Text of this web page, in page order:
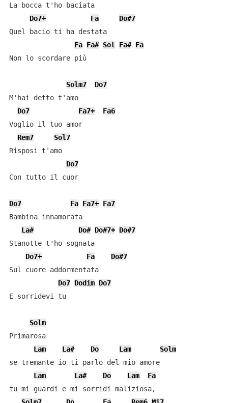
La bocca t'ho baciata
Do7+
Fa
Do#7
Quel bacio ti ha destata
Fa Fa# Sol Fa# Fa
Non lo scordare più
Solm7
Do7
M'hai detto t'amo
Do7
Fa7+
Fa6
Voglio il tuo amor
Rem7
Sol7
Risposi t'amo
Do7
Con tutto il cuor
Do7 Fa Fa7+ Fa7
Bambina innamorata
La#
Do# Do#7+ Do#7
Stanotte t'ho sognata
Do7+
Fa
Do#7
Sul cuore addormentata
Do7 Dodim Do7
E sorridevi tu
Solm
Primarosa
Lam
La# Do Lam
Solm
se tremante io ti parlo del mio amore
Lam
La# Do Lam
Fa
tu mi guardi e mi sorridi maliziosa,